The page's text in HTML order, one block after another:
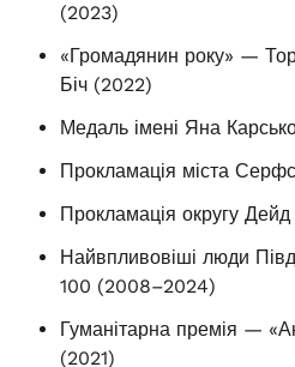
(2023)
«Громадянин року» —
Біч (2022)
Медаль імені Яна
Прокламація міста
Прокламація округу
Найвпливовіші люди
100 (2008–2024)
Гуманітарна премія —
(2021)